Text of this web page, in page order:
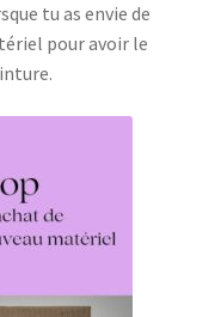
tu as envie de
pour avoir le